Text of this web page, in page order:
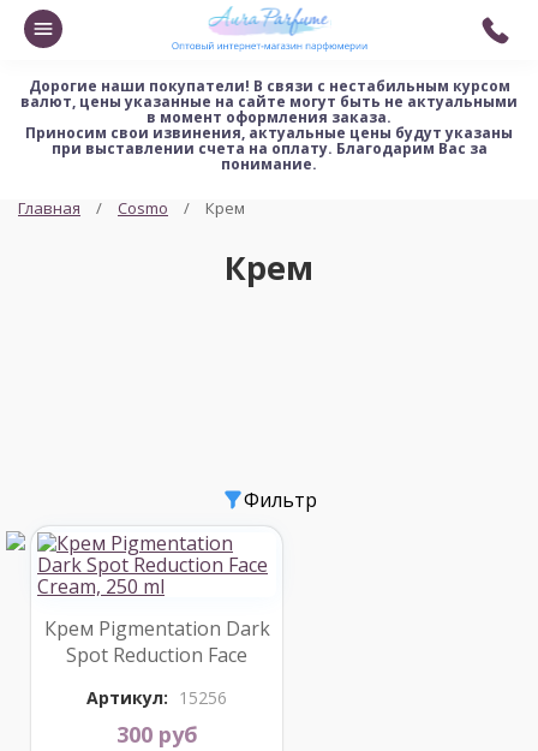
Дорогие наши покупатели! В связи с нестабильным курсом
валют, цены указанные на сайте могут быть не актуальными
в момент оформления заказа.
Приносим свои извинения, актуальные цены будут указаны
при выставлении счета на оплату. Благодарим Вас за
понимание.
Главная Cosmo Крем
Крем
Фильтр
Крем Pigmentation Dark
Spot Reduction Face
Артикул: 15256
300 руб